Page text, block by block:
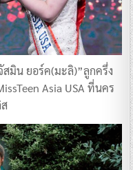
มิน ยอร์ค(มะลิ)”ลูกครึ่ง
Asia USA ที่นคร